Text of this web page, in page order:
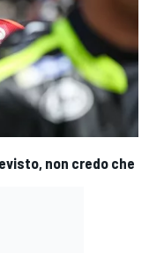
non credo che